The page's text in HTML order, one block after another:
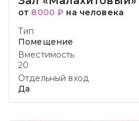
от 8000 ₽ на человека
Тип
Помещение
Вместимость
20
Отдельный вход
Да